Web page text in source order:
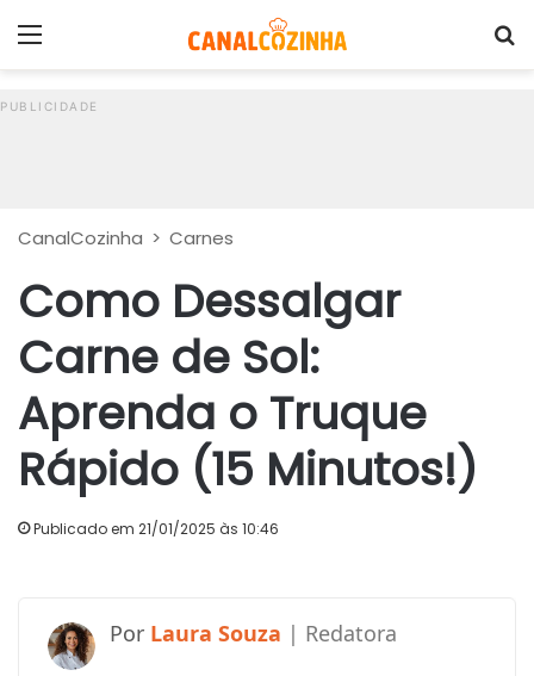
Menu
CanalCozinha > Carnes
Como Dessalgar
Carne de Sol:
Aprenda o Truque
Rápido (15 Minutos!)
Publicado em 21/01/2025 às 10:46
Laura Souza